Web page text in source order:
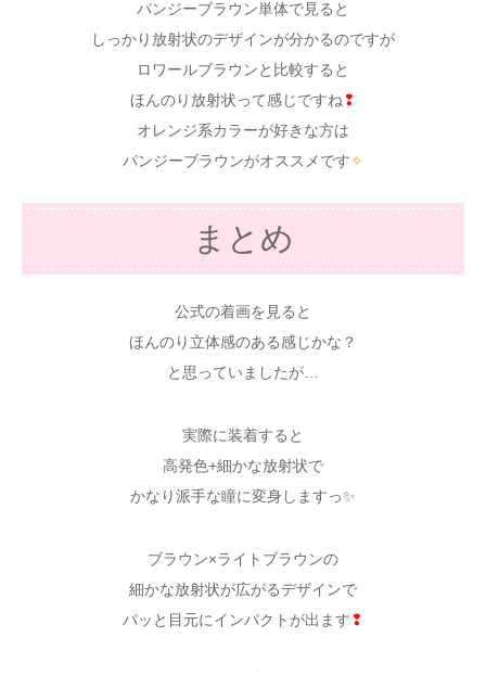
パンジーブラウン単体で見ると
しっかり放射状のデザインが分かるのですが
ロワールブラウンと比較すると
ほんのり放射状って感じですね❢
オレンジ系カラーが好きな方は
パンジーブラウンがオススメです✧
まとめ
公式の着画を見ると
ほんのり立体感のある感じかな？
と思っていましたが…
実際に装着すると
高発色+細かな放射状で
かなり派手な瞳に変身しますっ✨
ブラウン×ライトブラウンの
細かな放射状が広がるデザインで
パッと目元にインパクトが出ます❢